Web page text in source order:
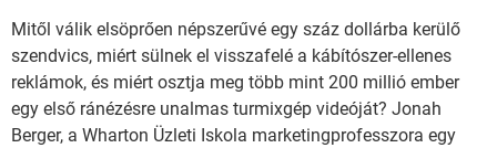
Mitől válik elsöprően népszerűvé egy száz dollárba kerülő
szendvics, miért sülnek el visszafelé a kábítószer-ellenes
reklámok, és miért osztja meg több mint 200 millió ember
egy első ránézésre unalmas turmixgép videóját? Jonah
Berger, a Wharton Üzleti Iskola marketingprofesszora egy